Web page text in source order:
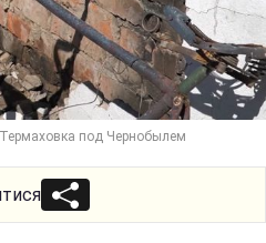
под Чернобылем